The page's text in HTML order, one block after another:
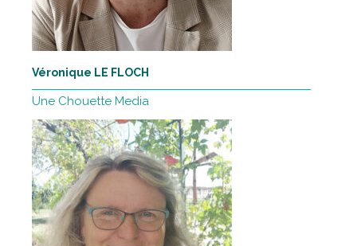
Véronique LE FLOCH
Une Chouette Media